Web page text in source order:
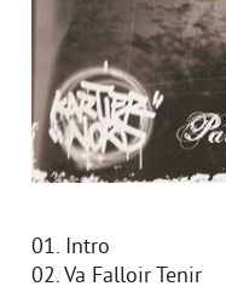
01. Intro
02. Va Falloir Tenir